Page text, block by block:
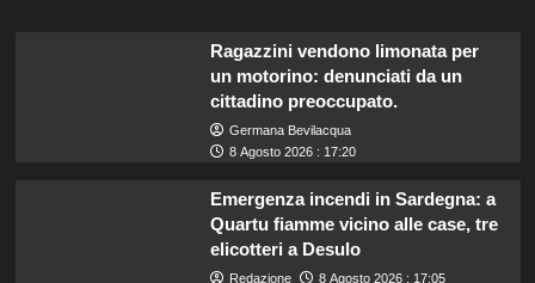
Ragazzini vendono limonata per
un motorino: denunciati da un
cittadino preoccupato.
Germana Bevilacqua
8 Agosto 2026 : 17:20
Emergenza incendi in Sardegna: a
Quartu fiamme vicino alle case, tre
elicotteri a Desulo
Redazione 8 Agosto 2026 : 17:05